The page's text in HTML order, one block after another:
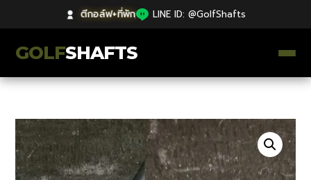
ตีกอล์ฟ+ที่พัก| LINE ID: @GolfShafts
GOLFSHAFTS
คลังความรู้
Catalog